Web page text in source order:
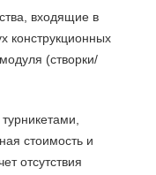
входящие в
конструкционных
(створки/
стоимость и
отсутствия